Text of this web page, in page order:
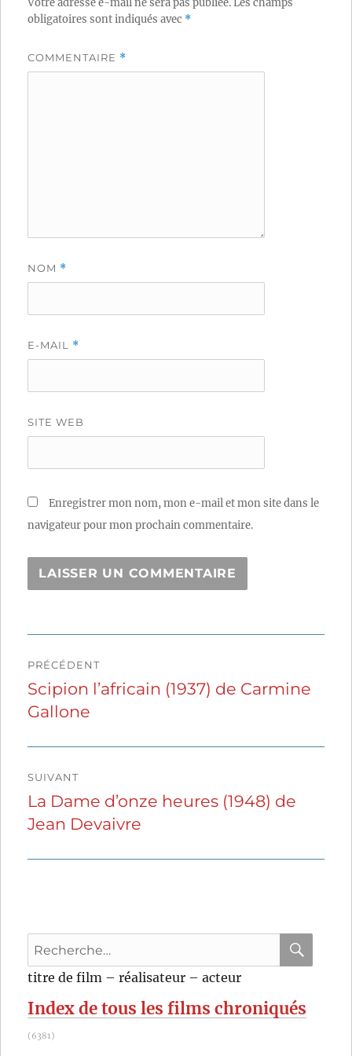
Votre adresse e-mail ne sera pas publiée.Les champs
obligatoires sont indiqués avec *
COMMENTAIRE *
NOM *
E-MAIL *
SITE WEB
Enregistrer mon nom, mon e-mail et mon site dans le
navigateur pour mon prochain commentaire.
de
l’article
PRÉCÉDENT
Publication
précédente :
Scipion l’africain (1937) de Carmine
Gallone
SUIVANT
Publication
suivante :
La Dame d’onze heures (1948) de
Jean Devaivre
Recherche
pour
:
titre de film – réalisateur – acteur
Index de tous les films chroniqués
(6381)